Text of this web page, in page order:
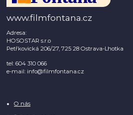
www.filmfontana.cz
Adresa:
HOSOSTAR s.r.o
Petřkovická 206/27, 725 28 Ostrava-Lhotka
tel: 604 310 066
e-mail: info@filmfontana.cz
O nás